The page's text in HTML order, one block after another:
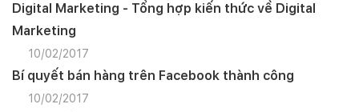
Digital Marketing - Tổng hợp kiến thức về Digital
Marketing
10/02/2017
Bí quyết bán hàng trên Facebook thành công
10/02/2017